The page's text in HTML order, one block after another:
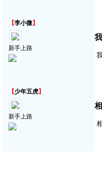
【李小微】
新手上路
【少年五虎】
新手上路